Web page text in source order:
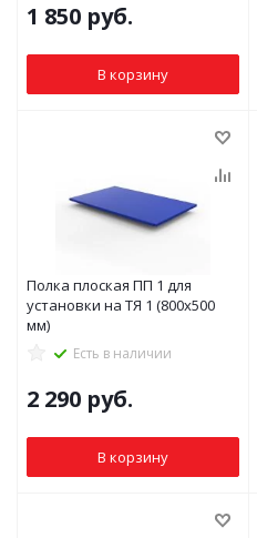
1 850 руб.
В корзину
Полка плоская ПП 1 для
установки на ТЯ 1 (800x500
мм)
Есть в наличии
2 290 руб.
В корзину